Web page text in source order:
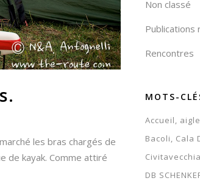
les bras chargés de
de kayak. Comme attiré
Non classé
Publications
Rencontres
MOTS-
Accueil aigle
Bacoli
Cala
Civitavecchia
DB